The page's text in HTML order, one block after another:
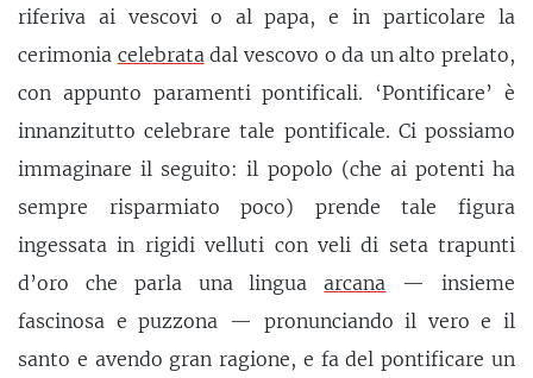
riferiva ai vescovi o al papa, e in particolare la
cerimonia celebrata dal vescovo o da un alto prelato,
con appunto paramenti pontificali. ‘Pontificare’ è
innanzitutto celebrare tale pontificale. Ci possiamo
immaginare il seguito: il popolo (che ai potenti ha
sempre risparmiato poco) prende tale figura
ingessata in rigidi velluti con veli di seta trapunti
d’oro che parla una linguaarcana — insieme
fascinosa e puzzona — pronunciando il vero e il
santo e avendo gran ragione, e fa del pontificare un